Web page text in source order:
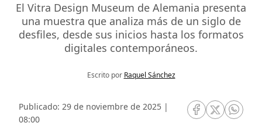
El Vitra Design Museum de Alemania presenta
una muestra que analiza más de un siglo de
desfiles, desde sus inicios hasta los formatos
digitales contemporáneos.
Escrito por Raquel Sánchez
Publicado: 29 de noviembre de 2025 |
08:00
RRSS Facebook
RRSSRRSS